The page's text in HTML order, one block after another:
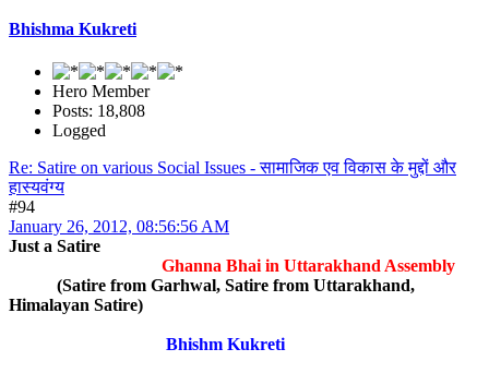
Bhishma Kukreti
Hero Member
Posts: 18,808
Logged
Re: Satire on various Social Issues - सामाजिक एव विकास के मुद्दों और
हास्यवंग्य
#94
January 26, 2012, 08:56:56 AM
Just a Satire
Ghanna Bhai in Uttarakhand Assembly
(Satire from Garhwal, Satire from Uttarakhand,
Himalayan Satire)
Bhishm Kukreti